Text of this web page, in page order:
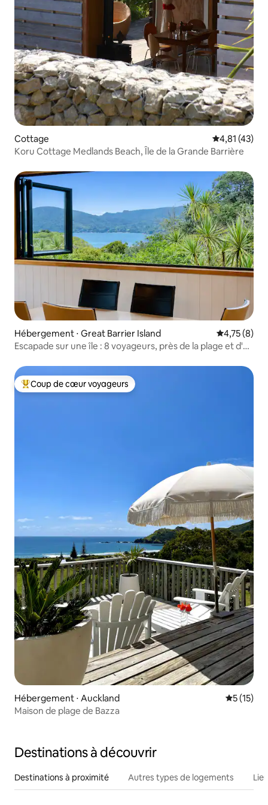
Cottage Évaluation
4,81 (43)
Koru Cottage Medlands Beach, Île de la Grande Barrière
Hébergement ⋅ Great Barrier Island Évaluation
4,75 (8)
Escapade sur une île : 8 voyageurs, près de la plage et d'un
Coups de cœur voyageurs les plus appréciés
Coup de cœur voyageurs
Hébergement ⋅ Auckland
5 (15)
Maison de plage de Bazza
Destinations à découvrir
Destinations à proximité Autres types de logements